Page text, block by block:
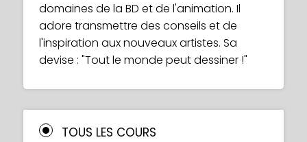
domaines de la BD et de l'animation. Il
adore transmettre des conseils et de
l'inspiration aux nouveaux artistes. Sa
devise : "Tout le monde peut dessiner !"
TOUS LES COURS